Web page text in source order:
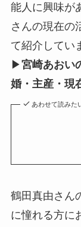
能人に興味が
さんの現在の
て紹介してい
▶宮崎あおい
婚・主産・現
あわせて読みた
鶴田真由さん
に憧れる方に